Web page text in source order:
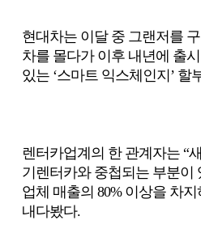
현대차는 이달 중 그랜저를
차를 몰다가 이후 내년에 출
있는 ‘스마트 익스체인지’
렌터카업계의 한 관계자는 “
기렌터카와 중첩되는 부분이
업체 매출의 80% 이상을 차
내다봤다.